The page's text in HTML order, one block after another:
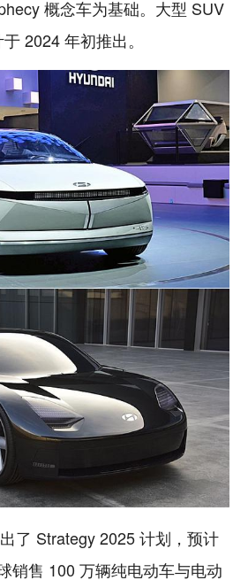
概念车为基础。大型 SUV
2024 年初推出。
了 Strategy 2025 计划，预计
销售 100 万辆纯电动车与电动